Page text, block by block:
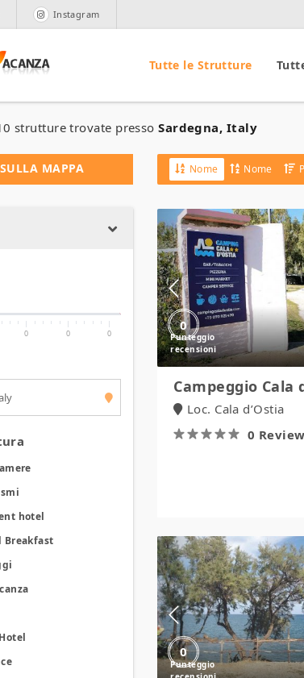
Instagram
Tutte le Strutture
strutture trovate pressoSardegna, Italy
MAPPA
0 0 0
hotel
Breakfast
Nome Nome
0
Campeggio
Cala
d’Ostia
Campeggio Cala
Loc. Cala d’Ostia
0 Review
0
Camping
Alfieri